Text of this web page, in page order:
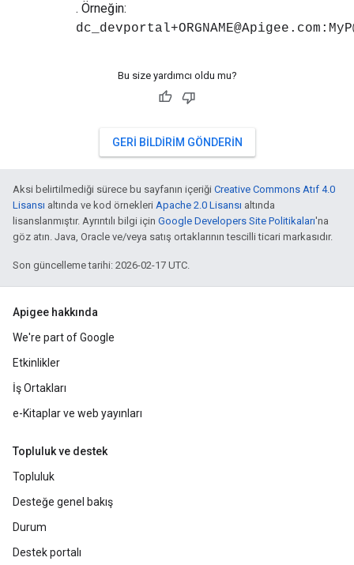
. Örneğin:
Bu size yardımcı oldu mu?
GERI BILDIRIM GÖNDERIN
Aksi belirtilmediği sürece bu sayfanın içeriği Creative Commons Atıf 4.0
Lisansı altında ve kod örnekleri Apache 2.0 Lisansı altında
lisanslanmıştır. Ayrıntılı bilgi için Google Developers Site Politikaları'na
göz atın. Java, Oracle ve/veya satış ortaklarının tescilli ticari markasıdır.
Son güncelleme tarihi: 2026-02-17 UTC.
Apigee hakkında
We're part of Google
Etkinlikler
İş Ortakları
e-Kitaplar ve web yayınları
Topluluk ve destek
Topluluk
Desteğe genel bakış
Durum
Destek portalı